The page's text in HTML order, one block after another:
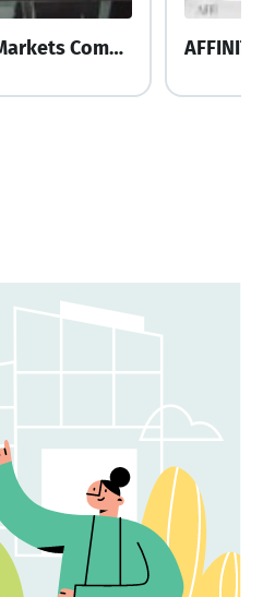
Capco - The Capital Markets Company GmbH AFFINITY